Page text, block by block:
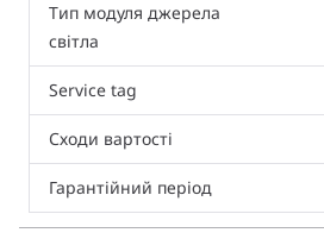
Тип модуля джерела
світла
Service tag
Сходи вартості
Гарантійний період